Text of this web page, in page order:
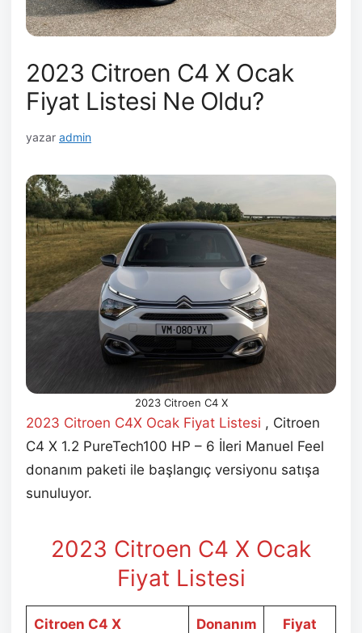
2023 Citroen C4 X Ocak
Fiyat Listesi Ne Oldu?
yazar admin
2023 Citroen C4 X
2023 Citroen C4X Ocak Fiyat Listesi , Citroen
C4 X 1.2 PureTech100 HP – 6 İleri Manuel Feel
donanım paketi ile başlangıç versiyonu satışa
sunuluyor.
2023 Citroen C4 X Ocak
Fiyat Listesi
Citroen C4 X Donanım Fiyat